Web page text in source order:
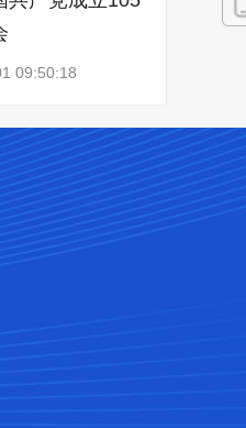
09:50:18